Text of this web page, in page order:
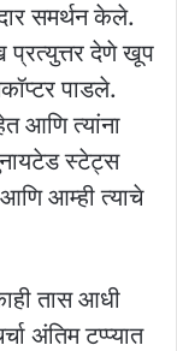
समर्थन केले.
प्रत्युत्तर देणे खूप
पाडले.
आणि त्यांना
स्टेट्स
आम्ही त्याचे
तास आधी
अंतिम टप्प्यात